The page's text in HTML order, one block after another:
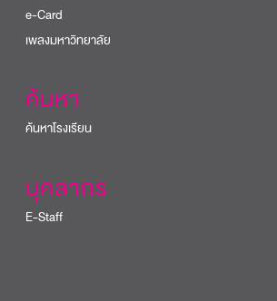
e-Card
เพลงมหาวิทยาลัย
ค้นหา
ค้นหาโรงเรียน
บุคลากร
E-Staff